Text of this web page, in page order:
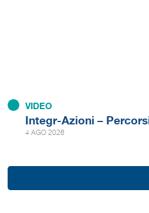
VIDEO
Integr-Azioni –
4 AGO 2026